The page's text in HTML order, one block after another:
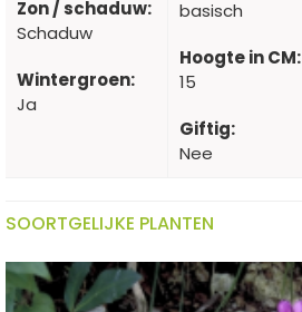
Zon / schaduw:
Schaduw
Wintergroen:
Ja
basisch
Hoogte in CM:
15
Giftig:
Nee
SOORTGELIJKE PLANTEN